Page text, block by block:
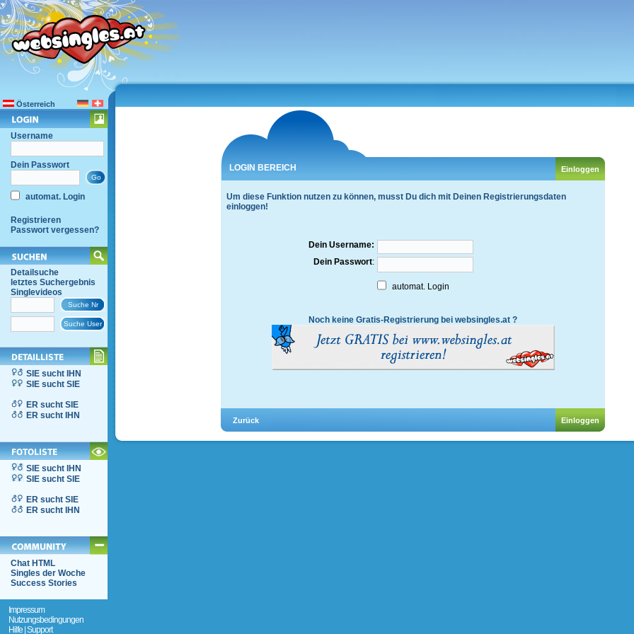
Österreich
Username
Dein Passwort
automat. Login
Registrieren
Passwort vergessen?
Detailsuche
letztes Suchergebnis
Singlevideos
SIE sucht IHN
SIE sucht SIE
ER sucht SIE
ER sucht IHN
SIE sucht IHN
SIE sucht SIE
ER sucht SIE
ER sucht IHN
Chat HTML
Singles der Woche
Success Stories
Impressum
Nutzungsbedingungen
Hilfe | Support
LOGIN BEREICH
Um diese Funktion nutzen zu können, musst Du dich mit Deinen Registrierungsdaten
einloggen!
Dein Username:
Dein Passwort:
automat. Login
Noch keine Gratis-Registrierung bei websingles.at ?